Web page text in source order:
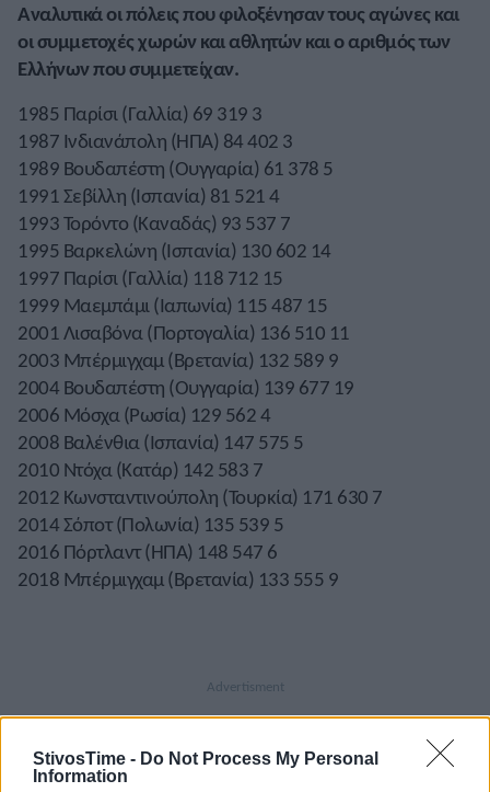
StivosTime - Do Not Process My Personal
Information
Αναλυτικά οι πόλεις που φιλοξένησαν τους αγώνες και
οι συμμετοχές χωρών και αθλητών και ο αριθμός των
Ελλήνων που συμμετείχαν.
1985 Παρίσι (Γαλλία) 69 319 3
1987 Ινδιανάπολη (ΗΠΑ) 84 402 3
1989 Βουδαπέστη (Ουγγαρία) 61 378 5
1991 Σεβίλλη (Ισπανία) 81 521 4
1993 Τορόντο (Καναδάς) 93 537 7
1995 Βαρκελώνη (Ισπανία) 130 602 14
1997 Παρίσι (Γαλλία) 118 712 15
1999 Μαεμπάμι (Ιαπωνία) 115 487 15
2001 Λισαβόνα (Πορτογαλία) 136 510 11
2003 Μπέρμιγχαμ (Βρετανία) 132 589 9
2004 Βουδαπέστη (Ουγγαρία) 139 677 19
2006 Μόσχα (Ρωσία) 129 562 4
2008 Βαλένθια (Ισπανία) 147 575 5
2010 Ντόχα (Κατάρ) 142 583 7
2012 Κωνσταντινούπολη (Τουρκία) 171 630 7
2014 Σόποτ (Πολωνία) 135 539 5
2016 Πόρτλαντ (ΗΠΑ) 148 547 6
2018 Μπέρμιγχαμ (Βρετανία) 133 555 9